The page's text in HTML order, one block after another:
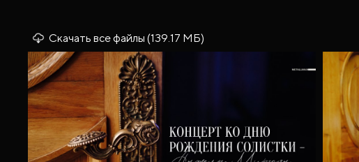
Скачать все файлы (139.17 МБ)